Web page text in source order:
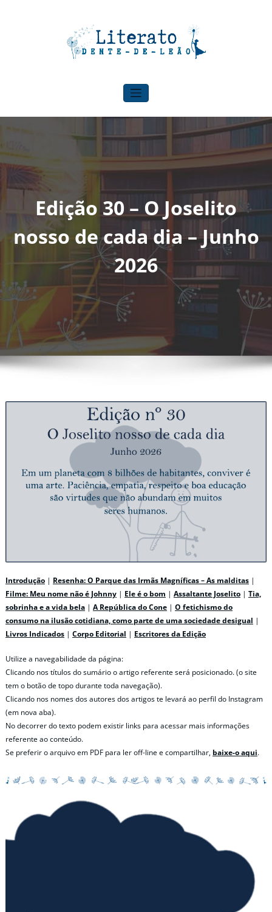
Literato Dente-de-leão
Edição 30 – O Joselito
nosso de cada dia – Junho
2026
Introdução | Resenha: O Parque das Irmãs Magníficas – As malditas |
Filme: Meu nome não é Johnny | Ele é o bom | Assaltante Joselito | Tia,
sobrinha e a vida bela | A República do Cone | O fetichismo do
consumo na ilusão cotidiana, como parte de uma sociedade desigual |
Livros Indicados | Corpo Editorial | Escritores da Edição
Utilize a navegabilidade da página:
Clicando nos títulos do sumário o artigo referente será posicionado. (o site
tem o botão de topo durante toda navegação).
Clicando nos nomes dos autores dos artigos te levará ao perfil do Instagram
(em nova aba).
No decorrer do texto podem existir links para acessar mais informações
referente ao conteúdo.
Se preferir o arquivo em PDF para ler off-line e compartilhar, baixe-o aqui.